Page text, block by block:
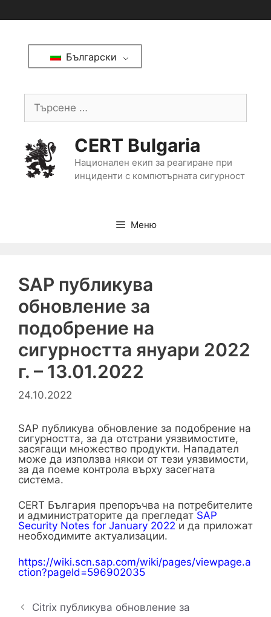
Български
CERT Bulgaria
Национален екип за реагиране при
инциденти с компютърната сигурност
Меню
SAP публикува
обновление за
подобрение на
сигурността януари 2022
г. – 13.01.2022
24.10.2022
SAP публикува обновление за подобрение на
сигурността, за да отстрани уязвимостите,
засягащи множество продукти. Нападател
може да използва някои от тези уязвимости,
за да поеме контрола върху засегната
система.
CERT България препоръчва на потребителите
и администраторите да прегледат SAP
Security Notes for January 2022 и да приложат
необходимите актуализации.
https://wiki.scn.sap.com/wiki/pages/viewpage.a
ction?pageId=596902035
Citrix публикува обновление за